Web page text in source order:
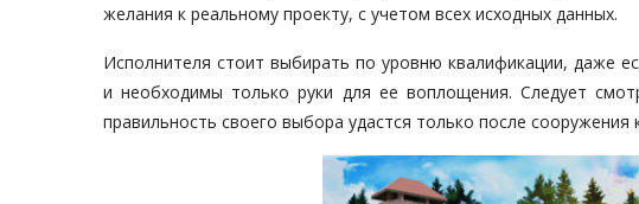
желания к реальному проекту, с учетом всех исходных данных.
Исполнителя стоит выбирать по уровню квалификации, даже
и необходимы только руки для ее воплощения. Следует
правильность своего выбора удастся только после